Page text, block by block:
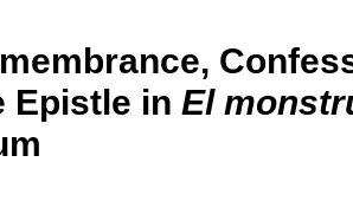
Epistle in El